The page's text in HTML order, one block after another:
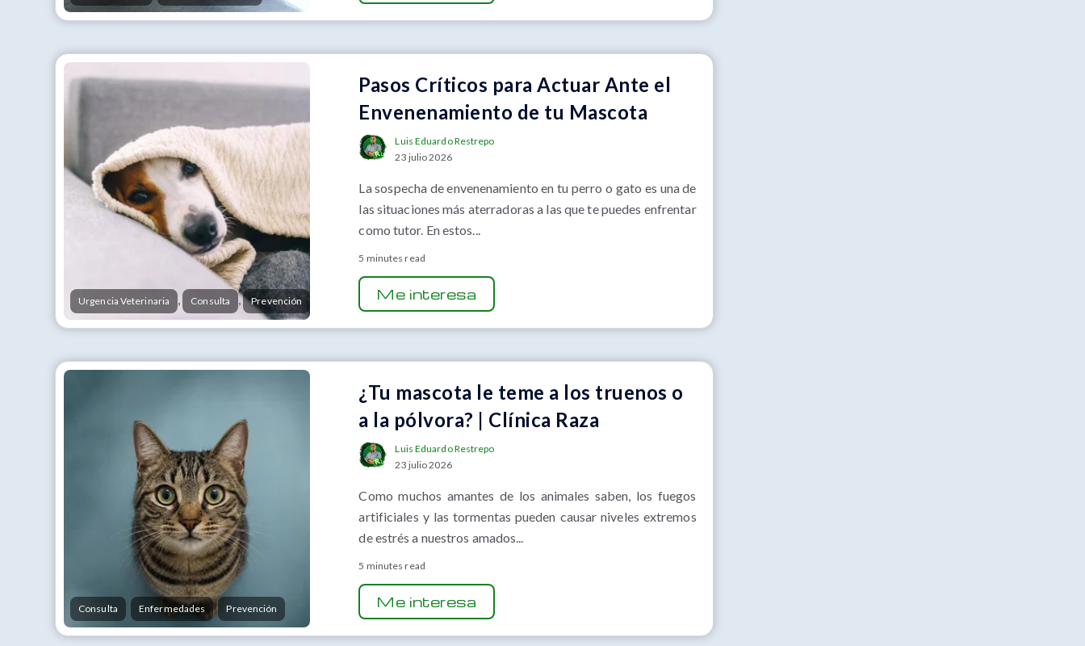
Urgencia Veterinaria , Consulta , Prevención
Pasos Críticos para Actuar Ante el
Envenenamiento de tu Mascota
Luis Eduardo Restrepo
23 julio 2026
La sospecha de envenenamiento en tu perro o gato es una de
las situaciones más aterradoras a las que te puedes enfrentar
como tutor. En estos...
5 minutes read
Me interesa
Consulta Enfermedades , Prevención
¿Tu mascota le teme a los truenos o
a la pólvora? | Clínica Raza
Luis Eduardo Restrepo
23 julio 2026
Como muchos amantes de los animales saben, los fuegos
artificiales y las tormentas pueden causar niveles extremos
de estrés a nuestros amados...
5 minutes read
Me interesa